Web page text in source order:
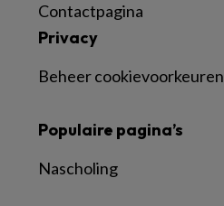
Contactpagina
Privacy
Beheer cookievoorkeuren
Populaire pagina’s
Nascholing